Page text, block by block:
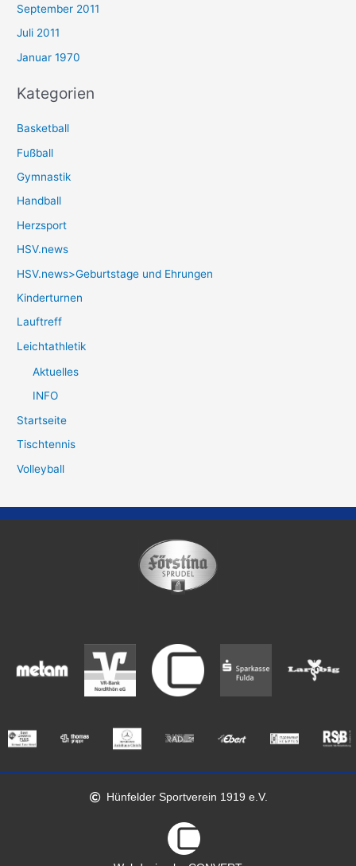
September 2011
Juli 2011
Januar 1970
Kategorien
Basketball
Fußball
Gymnastik
Handball
Herzsport
HSV.news
HSV.news>Geburtstage und Ehrungen
Kinderturnen
Lauftreff
Leichtathletik
Aktuelles
INFO
Startseite
Tischtennis
Volleyball
Hünfelder Sportverein 1919 e.V.